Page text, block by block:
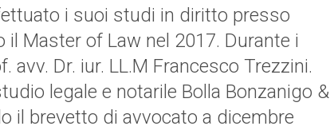
i suoi studi in diritto presso
il Master of Law nel 2017. Durante i
Dr. iur. LL.M Francesco Trezzini.
legale e notarile Bolla Bonzanigo &
il brevetto di avvocato a dicembre